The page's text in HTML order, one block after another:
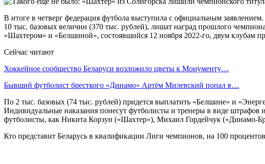
В итоге в четверг федерация футбола выступила с официальным
10 тыс. базовых величин (370 тыс. рублей), лишат наград прошлого
«Шахтером» и «Белшиной», состоявшийся 12 ноября 2022-го, двум клубам
Сейчас читают
Хоккейное сообщество Беларуси возложило цветы к Монументу…
Бывший футболист бресткого «Динамо» Артём Милевский попал в…
По 2 тыс. базовых (74 тыс. рублей) придется выплатить «Белшине» и
Индивидуальные наказания понесут футболисты и тренеры в виде штрафов
футболисты, как Никита Корзун («Шахтер»), Михаил Гордейчук («Динамо-
Кто представит Беларусь в квалификации Лиги чемпионов, на 100